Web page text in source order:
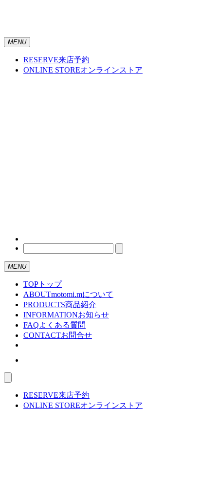
MENU
RESERVE来店予約
ONLINE STOREオンラインストア
MENU
TOP トップ
ABOUTmotomi.mについて
PRODUCTS商品紹介
INFORMATIONお知らせ
FAQよくある質問
CONTACTお問合せ
RESERVE来店予約
ONLINE STOREオンラインストア